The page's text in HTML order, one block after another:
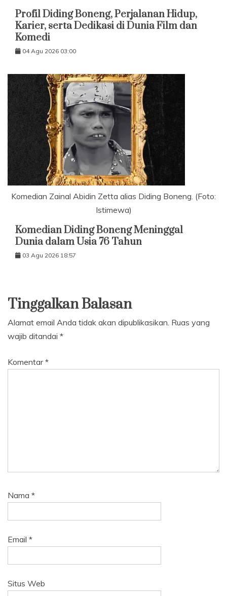
Profil Diding Boneng, Perjalanan Hidup,
Karier, serta Dedikasi di Dunia Film dan
Komedi
04 Agu 2026 03:00
Komedian Zainal Abidin Zetta alias Diding Boneng. (Foto:
Istimewa)
Komedian Diding Boneng Meninggal
Dunia dalam Usia 76 Tahun
03 Agu 2026 18:57
Tinggalkan Balasan
Alamat email Anda tidak akan dipublikasikan. Ruas yang
wajib ditandai *
Komentar*
Nama *
Email *
Situs Web